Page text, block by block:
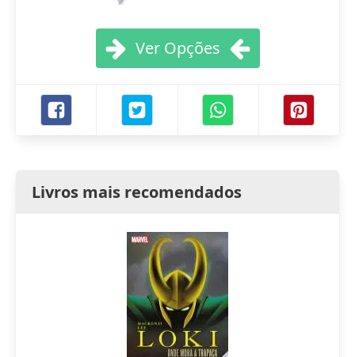
Ver Opções
Livros mais recomendados